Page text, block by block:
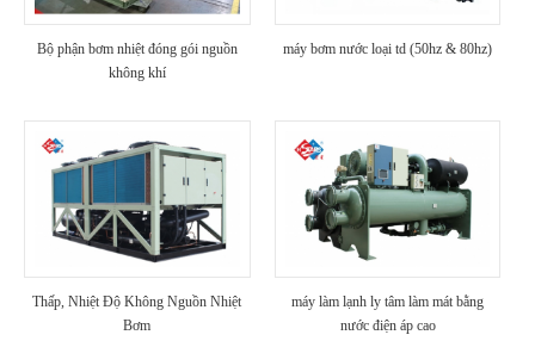
Bộ phận bơm nhiệt đóng gói nguồn
không khí
máy bơm nước loại td (50hz & 80hz)
Thấp, Nhiệt Độ Không Nguồn Nhiệt
Bơm
máy làm lạnh ly tâm làm mát bằng
nước điện áp cao